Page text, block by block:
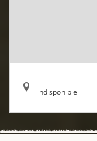
indisponible